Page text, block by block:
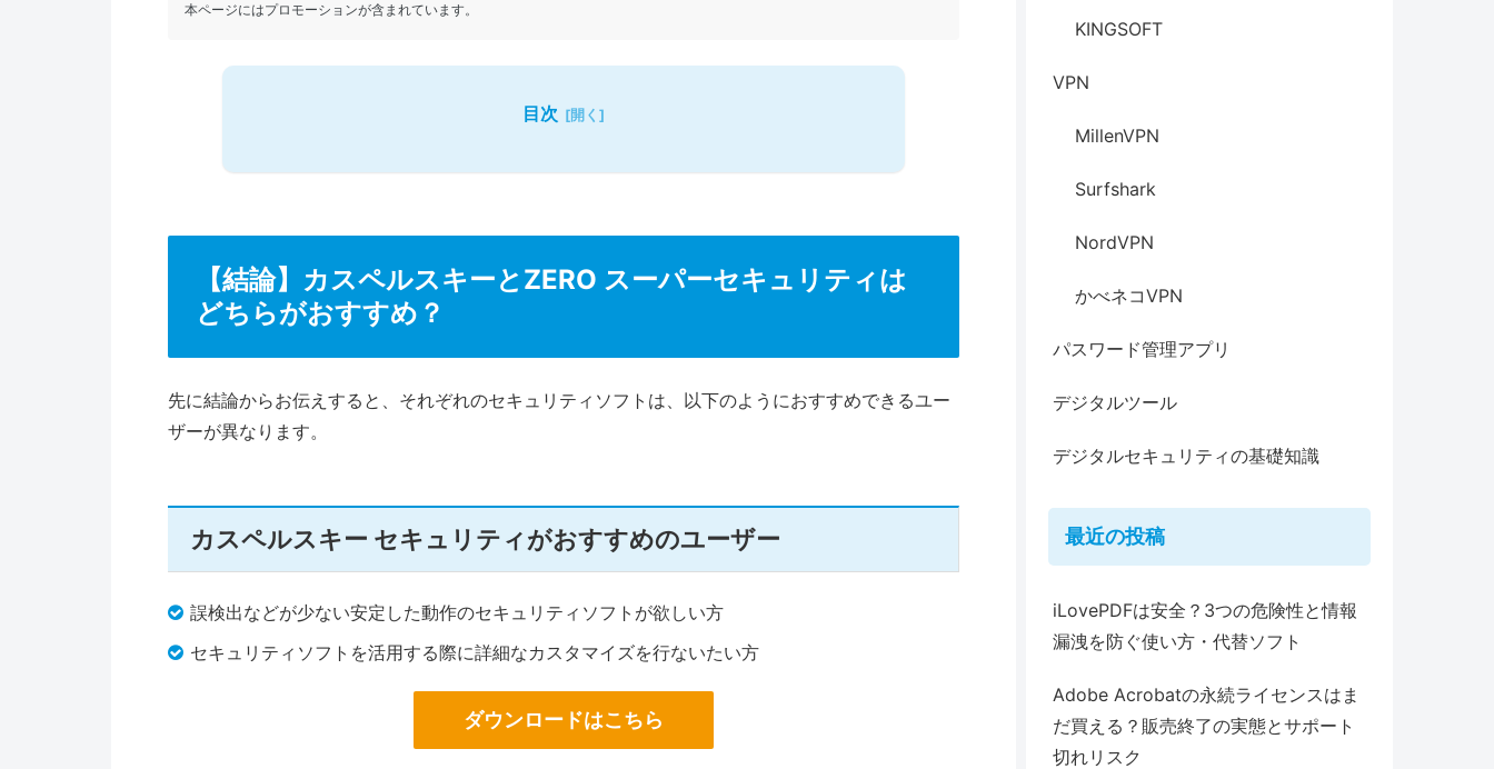
本ページにはプロモーションが含まれています。
目次
【結論】カスペルスキーとZERO スーパーセキュリティは
どちらがおすすめ？
先に結論からお伝えすると、それぞれのセキュリティソフトは、以下のようにおすすめできるユー
ザーが異なります。
カスペルスキー セキュリティがおすすめのユーザー
誤検出などが少ない安定した動作のセキュリティソフトが欲しい方
セキュリティソフトを活用する際に詳細なカスタマイズを行ないたい方
ダウンロードはこちら
KINGSOFT
VPN
MillenVPN
Surfshark
NordVPN
かべネコVPN
パスワード管理アプリ
デジタルツール
デジタルセキュリティの基礎知識
最近の投稿
iLovePDFは安全？3つの危険性と情報
漏洩を防ぐ使い方・代替ソフト
Adobe Acrobatの永続ライセンスはま
だ買える？販売終了の実態とサポート
切れリスク